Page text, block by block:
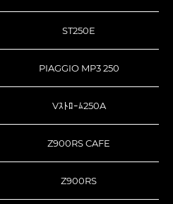
ST250E
PIAGGIO MP3 250
Vｽﾄﾛｰﾑ250A
Z900RS CAFE
Z900RS